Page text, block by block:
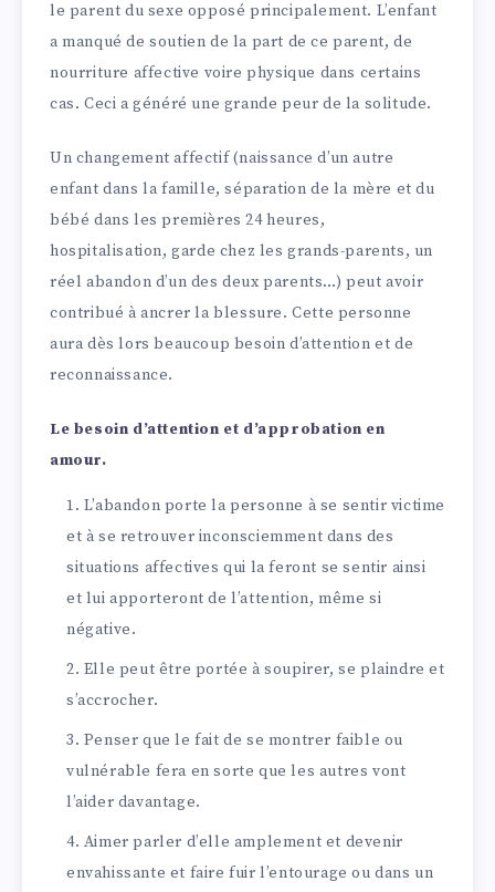
le parent du sexe opposé principalement. L’enfant
a manqué de soutien de la part de ce parent, de
nourriture affective voire physique dans certains
cas. Ceci a généré une grande peur de la solitude.
Un changement affectif (naissance d’un autre
enfant dans la famille, séparation de la mère et du
bébé dans les premières 24 heures,
hospitalisation, garde chez les grands-parents, un
réel abandon d’un des deux parents…) peut avoir
contribué à ancrer la blessure. Cette personne
aura dès lors beaucoup besoin d’attention et de
reconnaissance.
Le besoin d’attention et d’approbation en
amour.
L’abandon porte la personne à se sentir victime
et à se retrouver inconsciemment dans des
situations affectives qui la feront se sentir ainsi
et lui apporteront de l’attention, même si
négative.
Elle peut être portée à soupirer, se plaindre et
s’accrocher.
Penser que le fait de se montrer faible ou
vulnérable fera en sorte que les autres vont
l’aider davantage.
Aimer parler d’elle amplement et devenir
envahissante et faire fuir l’entourage ou dans un